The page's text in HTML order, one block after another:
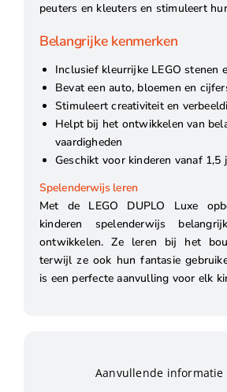
peuters en kleuters en stimuleert
Belangrijke kenmerken
Inclusief kleurrijke LEGO stenen
Bevat een auto, bloemen en
Stimuleert creativiteit en
Helpt bij het ontwikkelen van
vaardigheden
Geschikt voor kinderen vanaf 1,5
Spelenderwijs leren
Met de LEGO DUPLO Luxe
kinderen spelenderwijs
ontwikkelen. Ze leren bij het
terwijl ze ook hun fantasie
is een perfecte aanvulling voor elk
Aanvullende informatie